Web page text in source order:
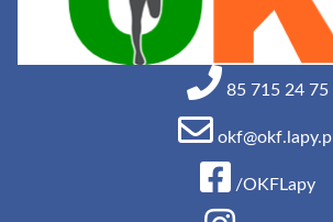
85 715 24 75
okf@okf.lapy.pl
/OKFLapy